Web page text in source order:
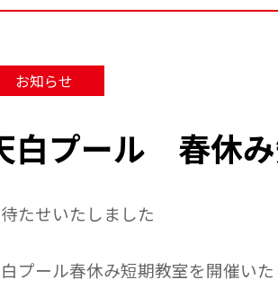
お知らせ
白プール 春休
たせいたしました
プール春休み短期教室を開催い